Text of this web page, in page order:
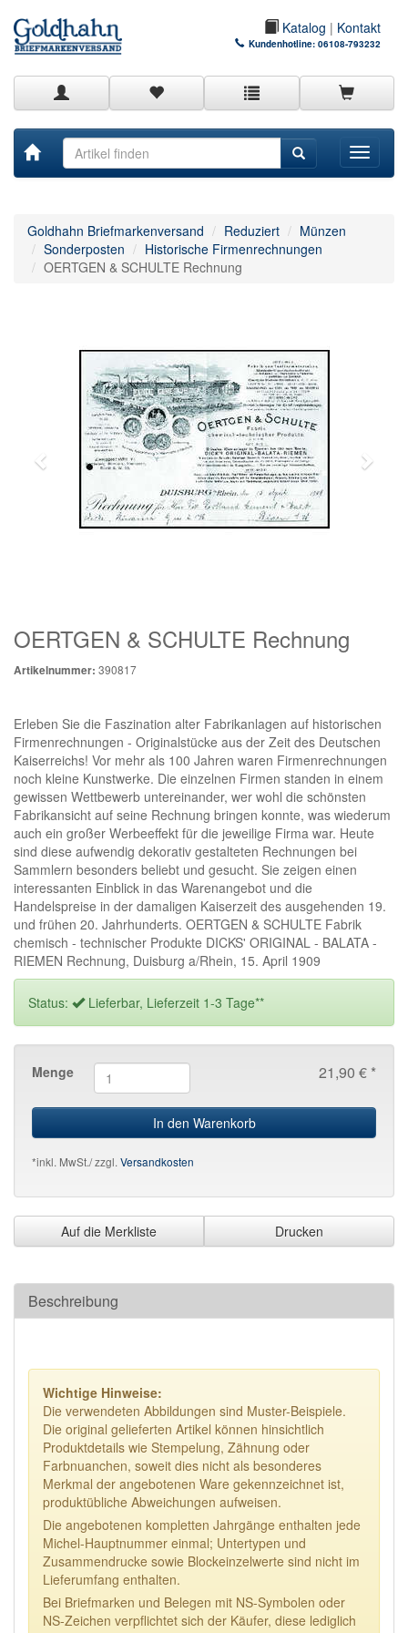
Katalog | Kontakt
Kundenhotline: 06108-793232
Toggle
Goldhahn Briefmarkenversand Reduziert
Münzen
Sonderposten
Historische Firmenrechnungen
OERTGEN & SCHULTE Rechnung
OERTGEN & SCHULTE Rechnung
Artikelnummer: 390817
Erleben Sie die Faszination alter Fabrikanlagen auf historischen
Firmenrechnungen - Originalstücke aus der Zeit des Deutschen
Kaiserreichs! Vor mehr als 100 Jahren waren Firmenrechnungen
noch kleine Kunstwerke. Die einzelnen Firmen standen in einem
gewissen Wettbewerb untereinander, wer wohl die schönsten
Fabrikansicht auf seine Rechnung bringen konnte, was wiederum
auch ein großer Werbeeffekt für die jeweilige Firma war. Heute
sind diese aufwendig dekorativ gestalteten Rechnungen bei
Sammlern besonders beliebt und gesucht. Sie zeigen einen
interessanten Einblick in das Warenangebot und die
Handelspreise in der damaligen Kaiserzeit des ausgehenden 19.
und frühen 20. Jahrhunderts. OERTGEN & SCHULTE Fabrik
chemisch - technischer Produkte DICKS' ORIGINAL - BALATA -
RIEMEN Rechnung, Duisburg a/Rhein, 15. April 1909
Status: Lieferbar, Lieferzeit 1-3 Tage**
21,90 € *
Menge
In den Warenkorb
*inkl. MwSt./ zzgl.Versandkosten
Auf die Merkliste Drucken
Beschreibung
Wichtige Hinweise:
Die verwendeten Abbildungen sind Muster-Beispiele.
Die original gelieferten Artikel können hinsichtlich
Produktdetails wie Stempelung, Zähnung oder
Farbnuanchen, soweit dies nicht als besonderes
Merkmal der angebotenen Ware gekennzeichnet ist,
produktübliche Abweichungen aufweisen.
Die angebotenen kompletten Jahrgänge enthalten jede
Michel-Hauptnummer einmal; Untertypen und
Zusammendrucke sowie Blockeinzelwerte sind nicht im
Lieferumfang enthalten.
Bei Briefmarken und Belegen mit NS-Symbolen oder
NS-Zeichen verpflichtet sich der Käufer, diese lediglich